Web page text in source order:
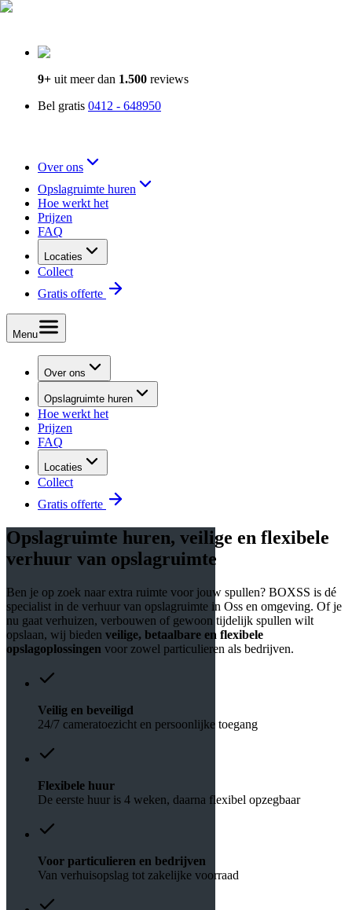
9+ uit meer dan 1.500 reviews
Bel gratis 0412 - 648950
Over ons
Opslagruimte huren
Hoe werkt het
Prijzen
FAQ
Locaties
Collect
Gratis offerte
Menu
Over ons
Opslagruimte huren
Hoe werkt het
Prijzen
FAQ
Locaties
Collect
Gratis offerte
Opslagruimte huren, veilige en flexibele
verhuur van opslagruimte
Ben je op zoek naar extra ruimte voor jouw spullen? BOXSS is dé
specialist in de verhuur van opslagruimte in Oss en omgeving. Of je
nu gaat verhuizen, verbouwen of gewoon tijdelijk spullen wilt
opslaan, wij bieden veilige, betaalbare en flexibele
opslagoplossingen voor zowel particulieren als bedrijven.
Veilig en beveiligd
24/7 cameratoezicht en persoonlijke toegang
Flexibele huur
De eerste huur is 4 weken, daarna flexibel opzegbaar
Voor particulieren en bedrijven
Van verhuisopslag tot zakelijke voorraad